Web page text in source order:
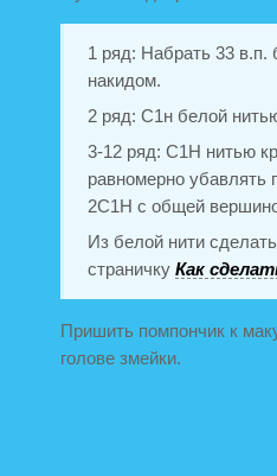
1 ряд: Набрать 33 в.п.
накидом.
2 ряд: С1н белой
3-12 ряд: С1Н нитью
равномерно убавлять
2С1Н с общей
Из белой нити
страничку Как
Пришить помпончик к
голове змейки.